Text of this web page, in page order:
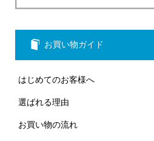
お買い物ガイド
はじめてのお客様へ
選ばれる理由
お買い物の流れ